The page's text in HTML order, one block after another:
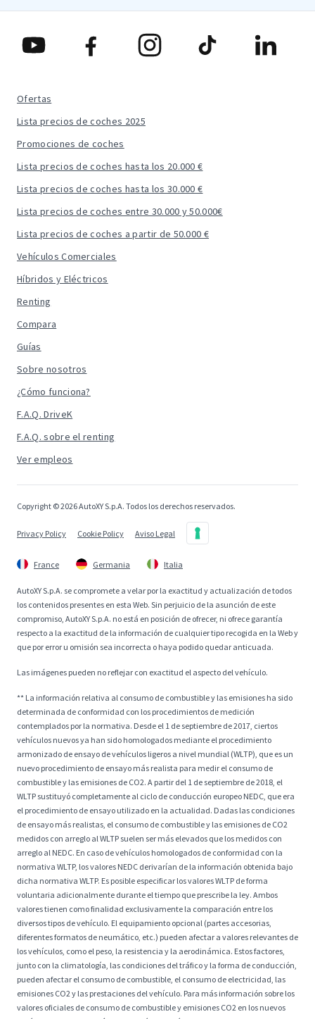
Ofertas
Lista precios de coches 2025
Promociones de coches
Lista precios de coches hasta los 20.000 €
Lista precios de coches hasta los 30.000 €
Lista precios de coches entre 30.000 y 50.000€
Lista precios de coches a partir de 50.000 €
Vehículos Comerciales
Híbridos y Eléctricos
Renting
Compara
Guías
Sobre nosotros
¿Cómo funciona?
F.A.Q. DriveK
F.A.Q. sobre el renting
Ver empleos
Copyright © 2026 AutoXY S.p.A. Todos los derechos reservados.
Privacy Policy Cookie Policy Aviso Legal
France Germania Italia
AutoXY S.p.A. se compromete a velar por la exactitud y actualización de todos
los contenidos presentes en esta Web. Sin perjuicio de la asunción de este
compromiso, AutoXY S.p.A. no está en posición de ofrecer, ni ofrece garantía
respecto a la exactitud de la información de cualquier tipo recogida en la Web y
que por error u omisión sea incorrecta o haya podido quedar anticuada.
Las imágenes pueden no reflejar con exactitud el aspecto del vehículo.
** La información relativa al consumo de combustible y las emisiones ha sido
determinada de conformidad con los procedimientos de medición
contemplados por la normativa. Desde el 1 de septiembre de 2017, ciertos
vehículos nuevos ya han sido homologados mediante el procedimiento
armonizado de ensayo de vehículos ligeros a nivel mundial (WLTP), que es un
nuevo procedimiento de ensayo más realista para medir el consumo de
combustible y las emisiones de CO2. A partir del 1 de septiembre de 2018, el
WLTP sustituyó completamente al ciclo de conducción europeo NEDC, que era
el procedimiento de ensayo utilizado en la actualidad. Dadas las condiciones
de ensayo más realistas, el consumo de combustible y las emisiones de CO2
medidos con arreglo al WLTP suelen ser más elevados que los medidos con
arreglo al NEDC. En caso de vehículos homologados de conformidad con la
normativa WLTP, los valores NEDC derivarían de la información obtenida bajo
dicha normativa WLTP. Es posible especificar los valores WLTP de forma
voluntaria adicionalmente durante el tiempo que prescribe la ley. Ambos
valores tienen como finalidad exclusivamente la comparación entre los
diversos tipos de vehículo. El equipamiento opcional (partes accesorias,
diferentes formatos de neumático, etc.) pueden afectar a valores relevantes de
los vehículos, como el peso, la resistencia y la aerodinámica. Estos factores,
junto con la climatología, las condiciones del tráfico y la forma de conducción,
pueden afectar el consumo de combustible, el consumo de electricidad, las
emisiones CO2 y las prestaciones del vehículo. Para más información sobre los
valores oficiales de consumo de combustible y emisiones CO2 en los nuevos